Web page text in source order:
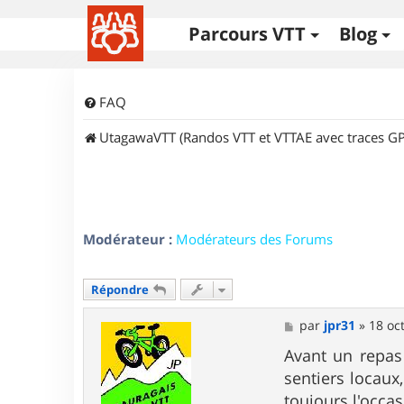
Parcours VTT Blog
FAQ
UtagawaVTT (Randos VTT et VTTAE avec traces
Modérateur : Modérateurs des Forums
Répondre
M
e
s
s
a
g
par jpr31 » 18
Avant un
sentiers